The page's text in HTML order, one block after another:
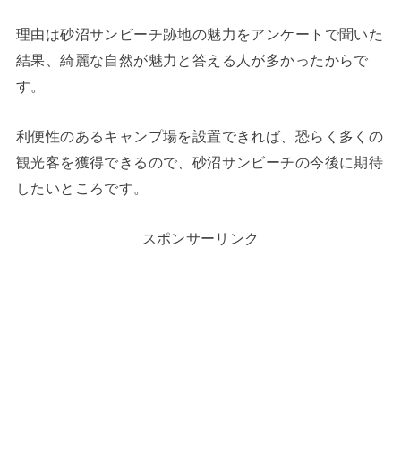
理由は砂沼サンビーチ跡地の魅力をアンケートで聞いた
結果、綺麗な自然が魅力と答える人が多かったからで
す。
利便性のあるキャンプ場を設置できれば、恐らく多くの
観光客を獲得できるので、砂沼サンビーチの今後に期待
したいところです。
スポンサーリンク